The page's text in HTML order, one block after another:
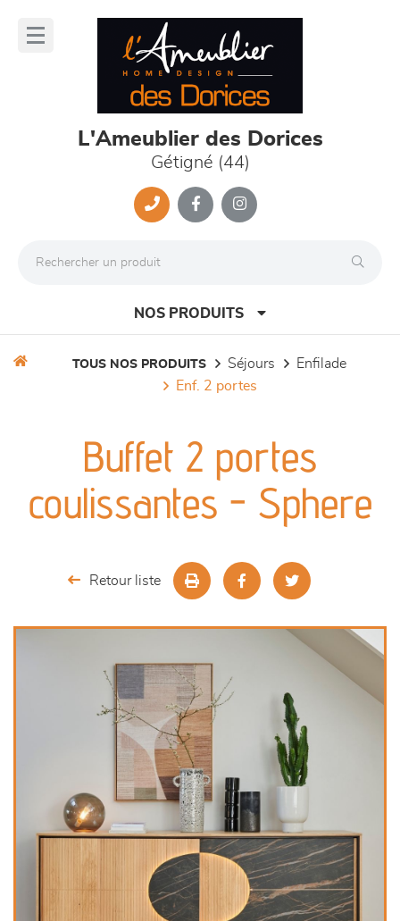
L'Ameublier des Dorices
Gétigné (44)
NOS PRODUITS
meubles de complément
décoration
TOUS NOS PRODUITS séjours
enfilade
enf. 2 portes
Buffet 2 portes
coulissantes - Sphere
Retour liste